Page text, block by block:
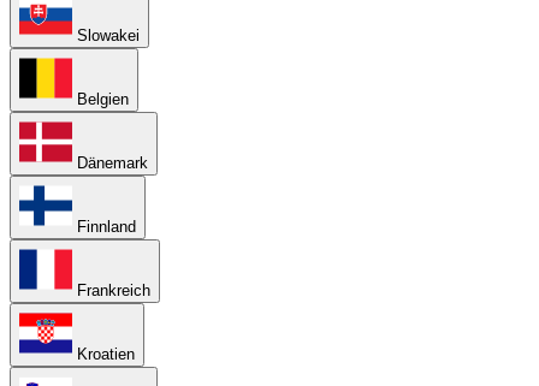
Slowakei
Belgien
Dänemark
Finnland
Frankreich
Kroatien